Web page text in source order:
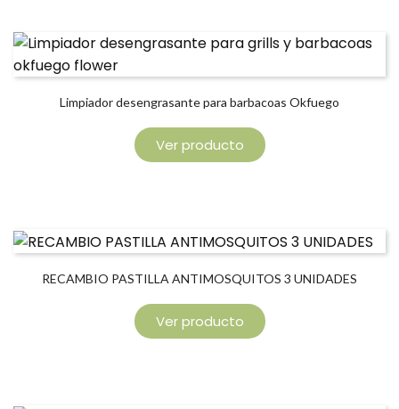
Limpiador desengrasante para barbacoas Okfuego
Ver producto
RECAMBIO PASTILLA ANTIMOSQUITOS 3 UNIDADES
Ver producto